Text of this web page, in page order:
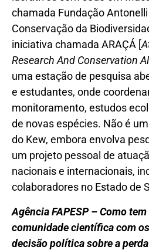
chamada Fundação
Conservação da
iniciativa chamada ARAÇÁ [
Research And Conservation
uma estação de pesquisa
e estudantes, onde
monitoramento, estudos
de novas espécies. Não é
do Kew, embora envolva
um projeto pessoal de
nacionais e internacionais,
colaboradores no Estado de
Agência FAPESP – Como
comunidade científica com
decisão política sobre a